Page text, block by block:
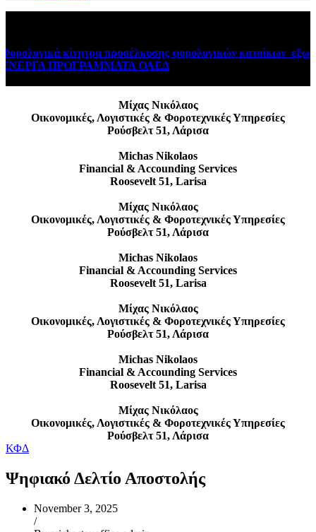
κίνητρα προσέλκυσης φορολογικών κατοίκων
ΠΡΟΓΡΑΜΜΑΤΑ ΟΑΕΔ August 6, 2026
Μίχας Νικόλαος
Οικονομικές, Λογιστικές & Φοροτεχνικές Υπηρεσίες
Ρούσβελτ 51, Λάρισα
Michas Nikolaos
Financial & Accounding Services
Roosevelt 51, Larisa
Μίχας Νικόλαος
Οικονομικές, Λογιστικές & Φοροτεχνικές Υπηρεσίες
Ρούσβελτ 51, Λάρισα
Michas Nikolaos
Financial & Accounding Services
Roosevelt 51, Larisa
Μίχας Νικόλαος
Οικονομικές, Λογιστικές & Φοροτεχνικές Υπηρεσίες
Ρούσβελτ 51, Λάρισα
Michas Nikolaos
Financial & Accounding Services
Roosevelt 51, Larisa
Μίχας Νικόλαος
Οικονομικές, Λογιστικές & Φοροτεχνικές Υπηρεσίες
Ρούσβελτ 51, Λάρισα
ΚΦΔ
Ψηφιακό Δελτίο Αποστολής
November 3, 2025
/